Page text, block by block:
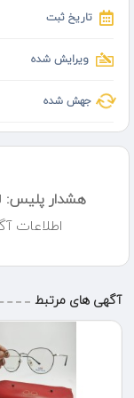
تاریخ ثبت
ویرایش شده
جهش شده
هشدار پلیس:
اطلاعات
آگهی های مرتبط